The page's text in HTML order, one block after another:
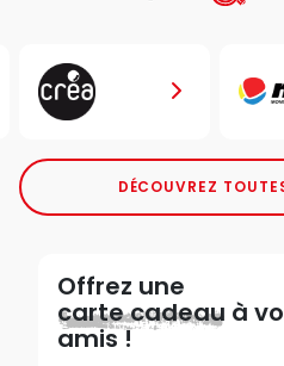
DÉCOUVREZ
Offrez une
carte cadeau à
amis !